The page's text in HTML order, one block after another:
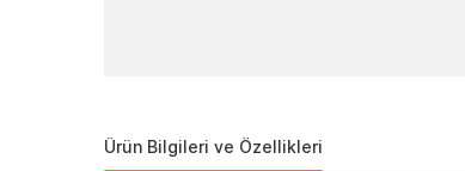
Ürün Bilgileri ve Özellikleri